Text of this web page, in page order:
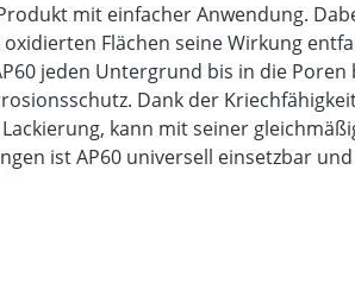
mit einfacher Anwendung.
Flächen seine Wirkung
jeden Untergrund bis in die Poren
Dank der
kann mit seiner
ist AP60 universell einsetzbar